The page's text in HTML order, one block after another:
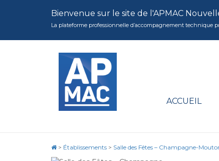
Bienvenue sur le site de l'APMAC
La plateforme professionnelle d’accompagnement technique
ACCUEIL
> Établissements > Salle des Fêtes – Champagne-